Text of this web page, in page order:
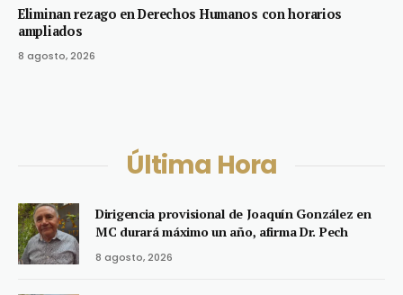
Eliminan rezago en Derechos Humanos con horarios
ampliados
8 agosto, 2026
Última Hora
Dirigencia provisional de Joaquín González en
MC durará máximo un año, afirma Dr. Pech
8 agosto, 2026